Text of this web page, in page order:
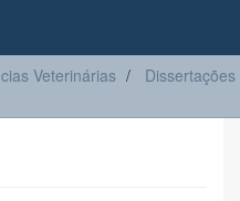
Veterinárias
Dissertações